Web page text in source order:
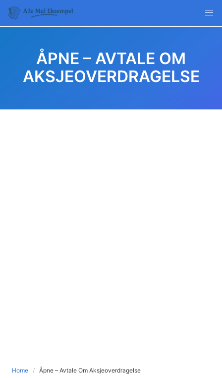
Skip
content
ÅPNE – AVTALE OM
AKSJEOVERDRAGELSE
Home Åpne – Avtale Om Aksjeoverdragelse